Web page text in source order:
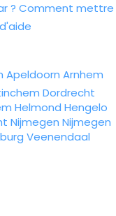
? Comment mettre
Apeldoorn Arnhem
Dordrecht
Helmond Hengelo
Nijmegen Nijmegen
Veenendaal